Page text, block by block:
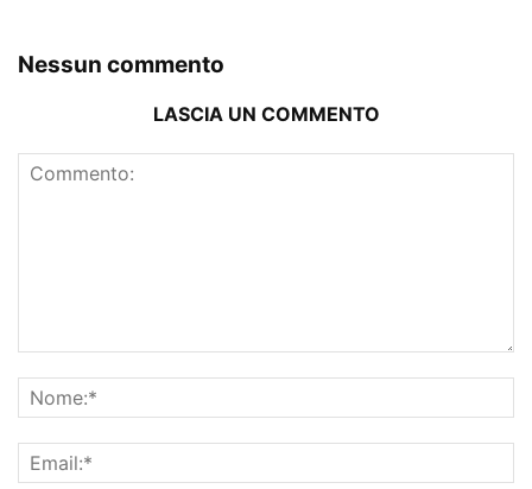
Nessun commento
LASCIA UN COMMENTO